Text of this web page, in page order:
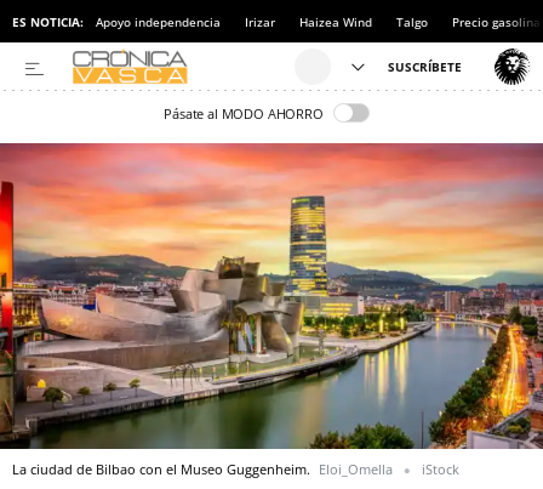
ES NOTICIA: Apoyo independencia Irizar Haizea Wind Talgo Precio gasolina
Pásate al MODO AHORRO
La ciudad de Bilbao con el Museo Guggenheim. Eloi_Omella iStock